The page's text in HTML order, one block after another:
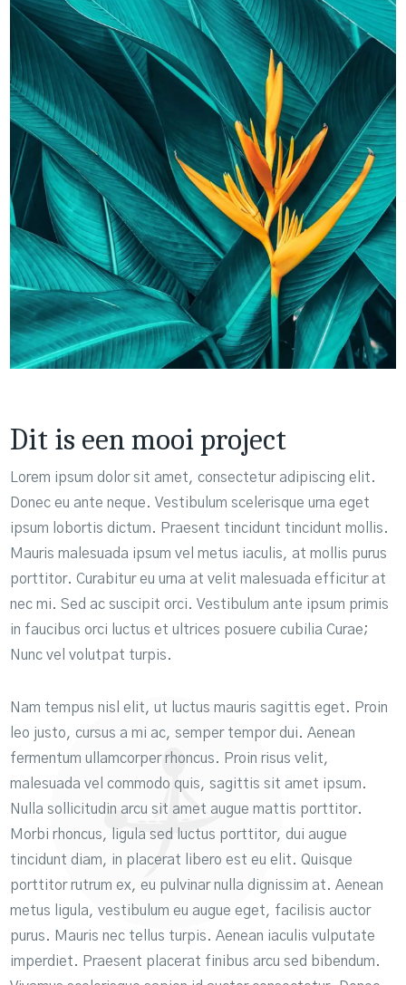
Dit is een mooi project
Lorem ipsum dolor sit amet, consectetur adipiscing elit.
Donec eu ante neque. Vestibulum scelerisque urna eget
ipsum lobortis dictum. Praesent tincidunt tincidunt mollis.
Mauris malesuada ipsum vel metus iaculis, at mollis purus
porttitor. Curabitur eu urna at velit malesuada efficitur at
nec mi. Sed ac suscipit orci. Vestibulum ante ipsum primis
in faucibus orci luctus et ultrices posuere cubilia Curae;
Nunc vel volutpat turpis.
Nam tempus nisl elit, ut luctus mauris sagittis eget. Proin
leo justo, cursus a mi ac, semper tempor dui. Aenean
fermentum ullamcorper rhoncus. Proin risus velit,
malesuada vel commodo quis, sagittis sit amet ipsum.
Nulla sollicitudin arcu sit amet augue mattis porttitor.
Morbi rhoncus, ligula sed luctus porttitor, dui augue
tincidunt diam, in placerat libero est eu elit. Quisque
porttitor rutrum ex, eu pulvinar nulla dignissim at. Aenean
metus ligula, vestibulum eu augue eget, facilisis auctor
purus. Mauris nec tellus turpis. Aenean iaculis vulputate
imperdiet. Praesent placerat finibus arcu sed bibendum.